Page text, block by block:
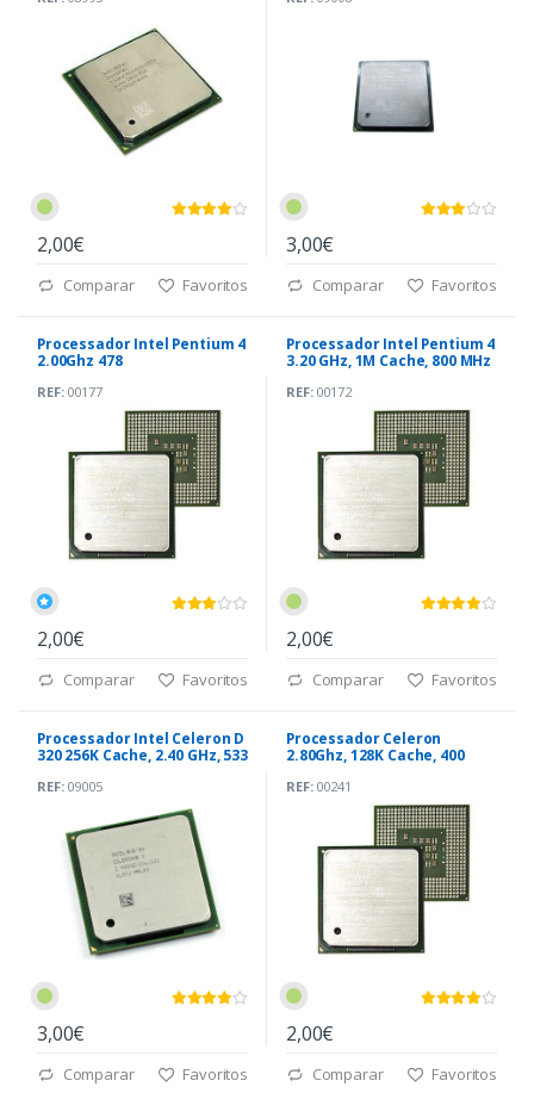
2,00€
Comparar Favoritos
3,00€
Comparar Favoritos
Processador Intel Pentium 4
2.00Ghz 478
REF:00177
2,00€
Comparar Favoritos
Processador Intel Pentium 4
3.20 GHz, 1M Cache, 800 MHz
REF:00172
2,00€
Comparar Favoritos
Processador Intel Celeron D
320 256K Cache, 2.40 GHz, 533
REF:09005
3,00€
Comparar Favoritos
Processador Celeron
2.80Ghz, 128K Cache, 400
REF:00241
2,00€
Comparar Favoritos